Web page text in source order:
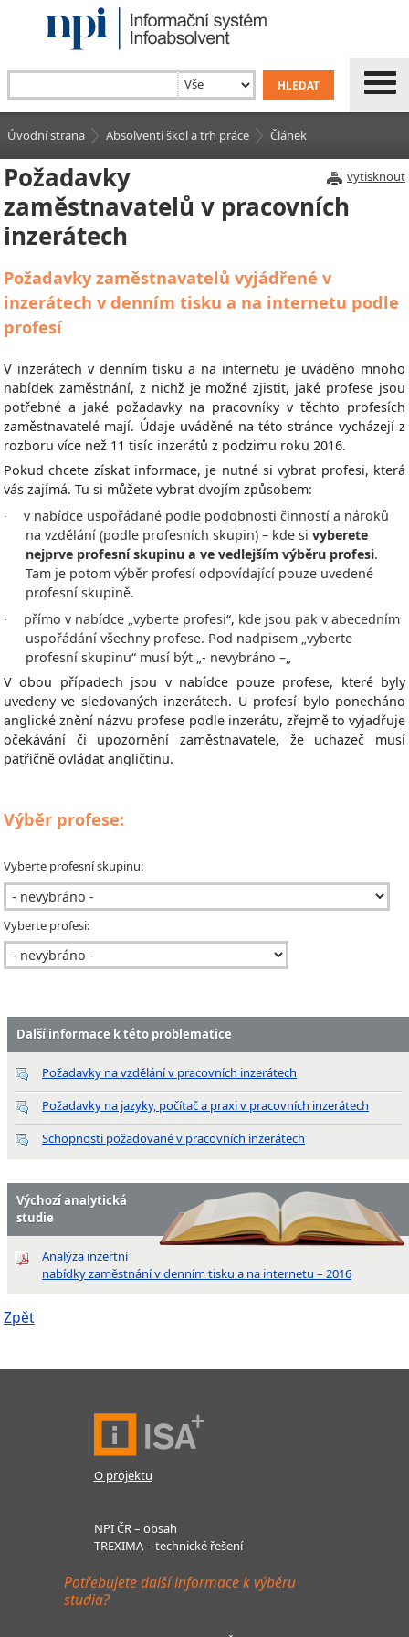
Úvodní strana Absolventi škol a trh práce Článek
vytisknout
Požadavky
zaměstnavatelů v pracovních
inzerátech
Požadavky zaměstnavatelů vyjádřené v
inzerátech v denním tisku a na internetu podle
profesí
V inzerátech v denním tisku a na internetu je uváděno mnoho
nabídek zaměstnání, z nichž je možné zjistit, jaké profese jsou
potřebné a jaké požadavky na pracovníky v těchto profesích
zaměstnavatelé mají. Údaje uváděné na této stránce vycházejí z
rozboru více než 11 tisíc inzerátů z podzimu roku 2016.
Pokud chcete získat informace, je nutné si vybrat profesi, která
vás zajímá. Tu si můžete vybrat dvojím způsobem:
·
v nabídce uspořádané podle podobnosti činností a nároků
na vzdělání (podle profesních skupin) – kde si vyberete
nejprve profesní skupinu a ve vedlejším výběru profesi.
Tam je potom výběr profesí odpovídající pouze uvedené
profesní skupině.
·
přímo v nabídce „vyberte profesi“, kde jsou pak v abecedním
uspořádání všechny profese. Pod nadpisem „vyberte
profesní skupinu“ musí být „- nevybráno –„
V obou případech jsou v nabídce pouze profese, které byly
uvedeny ve sledovaných inzerátech. U profesí bylo ponecháno
anglické znění názvu profese podle inzerátu, zřejmě to vyjadřuje
očekávání či upozornění zaměstnavatele, že uchazeč musí
patřičně ovládat angličtinu.
Výběr profese:
Vyberte profesní skupinu:
Vyberte profesi:
Další informace k této problematice
Požadavky na vzdělání v pracovních inzerátech
Požadavky na jazyky, počítač a praxi v pracovních inzerátech
Schopnosti požadované v pracovních inzerátech
Výchozí analytická
studie
Analýza inzertní
nabídky zaměstnání v denním tisku a na internetu – 2016
Zpět
O projektu
NPI ČR – obsah
TREXIMA – technické řešení
Potřebujete další informace k výběru
studia?